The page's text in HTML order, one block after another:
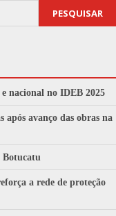
PESQUISAR
nacional no IDEB 2025
avanço das obras na
Botucatu
a rede de proteção